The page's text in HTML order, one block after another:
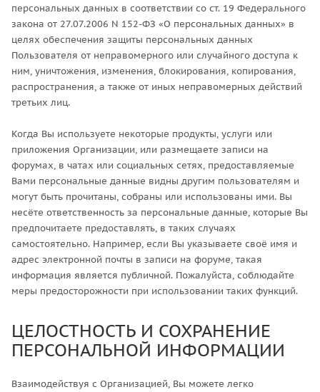
персональных данных в соответствии со ст. 19 Федерального
закона от 27.07.2006 N 152-ФЗ «О персональных данных» в
целях обеспечения защиты персональных данных
Пользователя от неправомерного или случайного доступа к
ним, уничтожения, изменения, блокирования, копирования,
распространения, а также от иных неправомерных действий
третьих лиц.
Когда Вы используете некоторые продукты, услуги или
приложения Организации, или размещаете записи на
форумах, в чатах или социальных сетях, предоставляемые
Вами персональные данные видны другим пользователям и
могут быть прочитаны, собраны или использованы ими. Вы
несёте ответственность за персональные данные, которые Вы
предпочитаете предоставлять, в таких случаях
самостоятельно. Например, если Вы указываете своё имя и
адрес электронной почты в записи на форуме, такая
информация является публичной. Пожалуйста, соблюдайте
меры предосторожности при использовании таких функций.
ЦЕЛОСТНОСТЬ И СОХРАНЕНИЕ
ПЕРСОНАЛЬНОЙ ИНФОРМАЦИИ
Взаимодействуя с Организацией, Вы можете легко